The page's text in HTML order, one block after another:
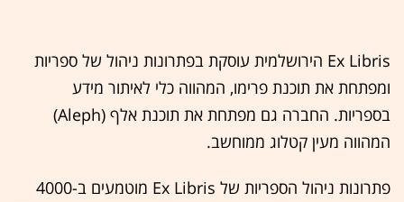
Ex Libris הירושלמית עוסקת בפתרונות ניהול של ספריות
ומפתחת את תוכנת פרימו, המהווה כלי לאיתור מידע
בספריות. החברה גם מפתחת את תוכנת אלף (Aleph)
המהווה מעין קטלוג ממוחשב.
פתרונות ניהול הספריות של Ex Libris מוטמעים ב-4000